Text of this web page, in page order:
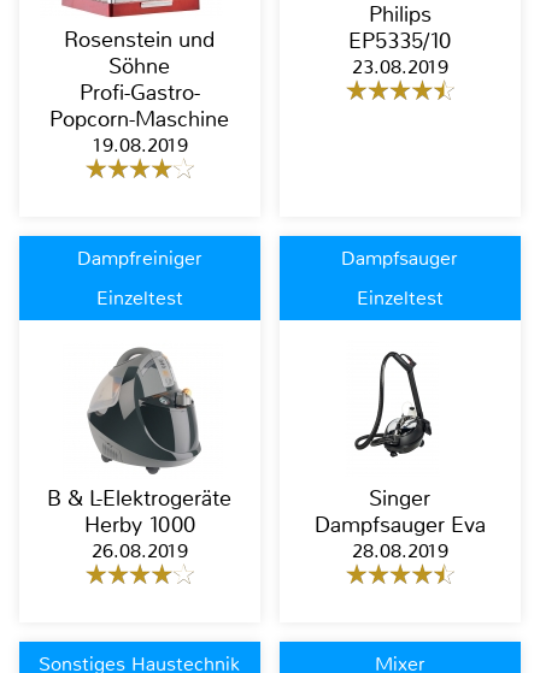
Rosenstein und
Söhne
Profi-Gastro-
Popcorn-Maschine
19.08.2019
Philips
EP5335/10
23.08.2019
Dampfreiniger
Einzeltest
B & L-Elektrogeräte
Herby 1000
26.08.2019
Dampfsauger
Einzeltest
Singer
Dampfsauger Eva
28.08.2019
Sonstiges Haustechnik Mixer